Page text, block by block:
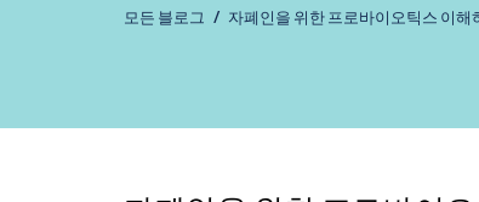
모든 블로그 자폐인을 위한 프로바이오틱스 이해